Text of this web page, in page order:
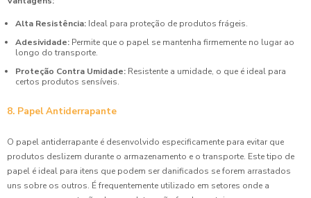
Alta Resistência: Ideal para proteção de produtos frágeis.
Adesividade: Permite que o papel se mantenha firmemente no lugar ao
longo do transporte.
Proteção Contra Umidade: Resistente a umidade, o que é ideal para
certos produtos sensíveis.
8. Papel Antiderrapante
O papel antiderrapante é desenvolvido especificamente para evitar que
produtos deslizem durante o armazenamento e o transporte. Este tipo de
papel é ideal para itens que podem ser danificados se forem arrastados
uns sobre os outros. É frequentemente utilizado em setores onde a